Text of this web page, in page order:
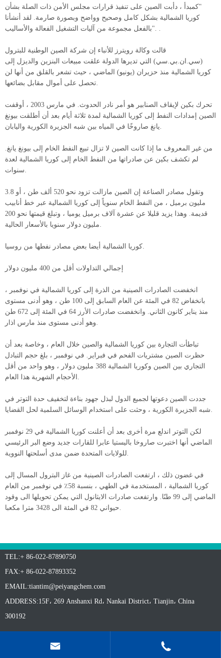
"كمبدأ ، دأبت الصين على تنفيذ قرارات مجلس الأمن ذات الصلة بشأن
كوريا الشمالية بشكل كامل وصحيح وواضح وبصورة صارمة. لقد أنشأنا
بالفعل مجموعة من آليات التشغيل الفعالة والأساليب". .
قالت وكالة رويترز للأنباء إن شركة الصين الوطنية للبترول
(سي.ان.بي.سي) التي تديرها الدولة علقت مبيعات البنزين والديزل إلى
كوريا الشمالية منذ حزيران (يونيو) الماضي ، حيث تشعر بالقلق من أنها لن
تحصل على أموال مقابل بضائعها.
تحرك بكين لإيقاف الصنابير هو أمر نادر الحدوث. في مارس 2003 ، أوقفت
الصين إمدادات النفط إلى كوريا الشمالية لمدة ثلاثة أيام بعد أن أطلقت بيونغ
يانغ صاروخًا في المياه بين شبه الجزيرة الكورية واليابان.
من غير المعروف ما إذا كانت الصين لا تزال تبيع النفط الخام إلى بيونغ يانغ.
لم تكشف بكين عن صادراتها من النفط الخام إلى كوريا الشمالية لعدة
سنوات.
وتقول مصادر الصناعة إن الصين مازالت تزود نحو 520 ألف طن ، أو 3.8
مليون برميل ، من النفط الخام سنوياً إلى كوريا الشمالية عبر خط أنابيب
قديمة. وهذا يزيد قليلا عن عشرة آلاف برميل يوميا ، وتبلغ قيمتها نحو 200
مليون دولار سنويا بالأسعار الحالية.
كوريا الشمالية أيضا بعض مصادر نفطها من روسيا.
إجمالي التداولات أقل من 400 مليون دولار
انخفضت الصادرات الصينية من الذرة إلى كوريا الشمالية في نوفمبر ،
بانخفاض 82 في المئة عن العام السابق إلى 100 طن ، وهو أدنى مستوى
منذ يناير كانون الثاني. وانخفضت صادرات الأرز 64 في المئة إلى 672 طن
وهو أدنى مستوى منذ مارس اذار.
تباطأت التجارة بين كوريا الشمالية والصين خلال العام ، وخاصة بعد أن
حظرت الصين مشتريات الفحم في فبراير. في نوفمبر ، بلغ حجم التبادل
التجاري بين الصين وكوريا الشمالية 388 مليون دولار ، وهو واحد من أقل
الأحجام الشهرية هذا العام.
جددت الصين دعوتها لجميع الدول لبذل جهود بناءة لتخفيف حدة التوتر في
شبه الجزيرة الكورية ، وحثت على استخدام الوسائل السلمية لحل القضايا.
لكن التوتر اندلع مرة أخرى بعد أن أعلنت كوريا الشمالية في 29 نوفمبر
الماضي أنها اختبرت صاروخا باليستيا عابرا للقارات جديد وضع البر الرئيسي
للولايات المتحدة ضمن مدى أسلحتها النووية.
في غضون ذلك ، ارتفعت الصادرات الصينية من غاز البترول المسال إلى
كوريا الشمالية ، المستخدمة في الطهي ، بنسبة 58٪ في نوفمبر من العام
الماضي إلى 99 طنًا. وارتفعت صادرات الايثانول التي يمكن تحويلها الى وقود
حيواني 82 في المئة الى 3428 مترا مكعبا.
 
TEL:+ 86-022-87890750
FAX:+ 86-022-87893352
EMAIL:tiantim@peiyangchem.com
ADDRESS:15F، 269 Anshanxi Rd، Nankai District، Tianjin، China
300192